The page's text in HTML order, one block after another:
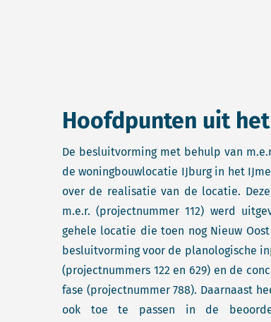
Hoofdpunten uit
De besluitvorming met behulp van
de woningbouwlocatie IJburg in het
over de realisatie van de locatie.
m.e.r. (projectnummer 112) werd
gehele locatie die toen nog Nieuw
besluitvorming voor de planologische
(projectnummers 122 en 629) en de
fase (projectnummer 788). Daarnaast
ook toe te passen in de